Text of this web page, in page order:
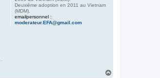
Deuxième adoption en 2011 au Vietnam
(MDM).
emailpersonnel :
moderateur.EFA@gmail.com